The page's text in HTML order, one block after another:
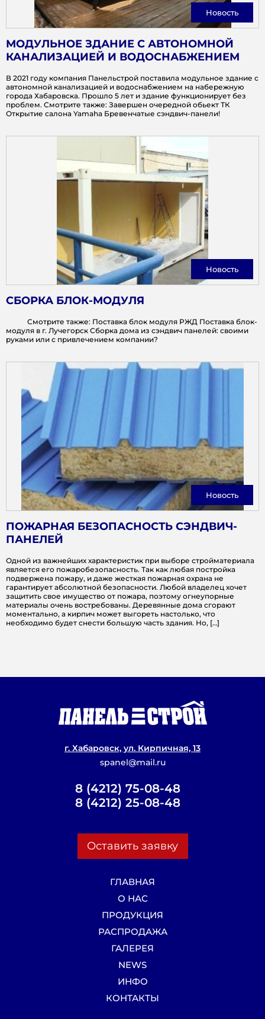
ОСТАЛИСЬ
Закажите консультацию специалиста нашей компании!
Новость
МОДУЛЬНОЕ ЗДАНИЕ С АВТОНОМНОЙ
КАНАЛИЗАЦИЕЙ И ВОДОСНАБЖЕНИЕМ
В 2021 году компания Панельстрой поставила модульное здание с
автономной канализацией и водоснабжением на набережную
города Хабаровска. Прошло 5 лет и здание функционирует без
проблем. Смотрите также: Завершен очередной обьект ТК
Открытие салона Yamaha Бревенчатые сэндвич-панели!
Новость
СБОРКА БЛОК-МОДУЛЯ
Смотрите также: Поставка блок модуля РЖД Поставка блок-
модуля в г. Лучегорск Сборка дома из сэндвич панелей: своими
руками или с привлечением компании?
Новость
ПОЖАРНАЯ БЕЗОПАСНОСТЬ СЭНДВИЧ-
ПАНЕЛЕЙ
Одной из важнейших характеристик при выборе стройматериала
является его пожаробезопасность. Так как любая постройка
подвержена пожару, и даже жесткая пожарная охрана не
гарантирует абсолютной безопасности. Любой владелец хочет
защитить свое имущество от пожара, поэтому огнеупорные
материалы очень востребованы. Деревянные дома сгорают
моментально, а кирпич может выгореть настолько, что
необходимо будет снести большую часть здания. Но, […]
г. Хабаровск, ул. Кирпичная, 13
spanel@mail.ru
8 (4212) 75-08-48
8 (4212) 25-08-48
Оставить заявку
ГЛАВНАЯ
О НАС
ПРОДУКЦИЯ
РАСПРОДАЖА
ГАЛЕРЕЯ
NEWS
ИНФО
КОНТАКТЫ